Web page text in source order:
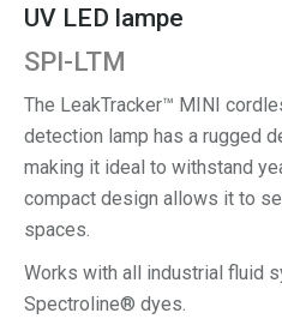
UV LED lampe
SPI-LTM
The LeakTracker™ MINI
detection lamp has a rugged
making it ideal to withstand
compact design allows it to
spaces.
Works with all industrial fluid
Spectroline® dyes.